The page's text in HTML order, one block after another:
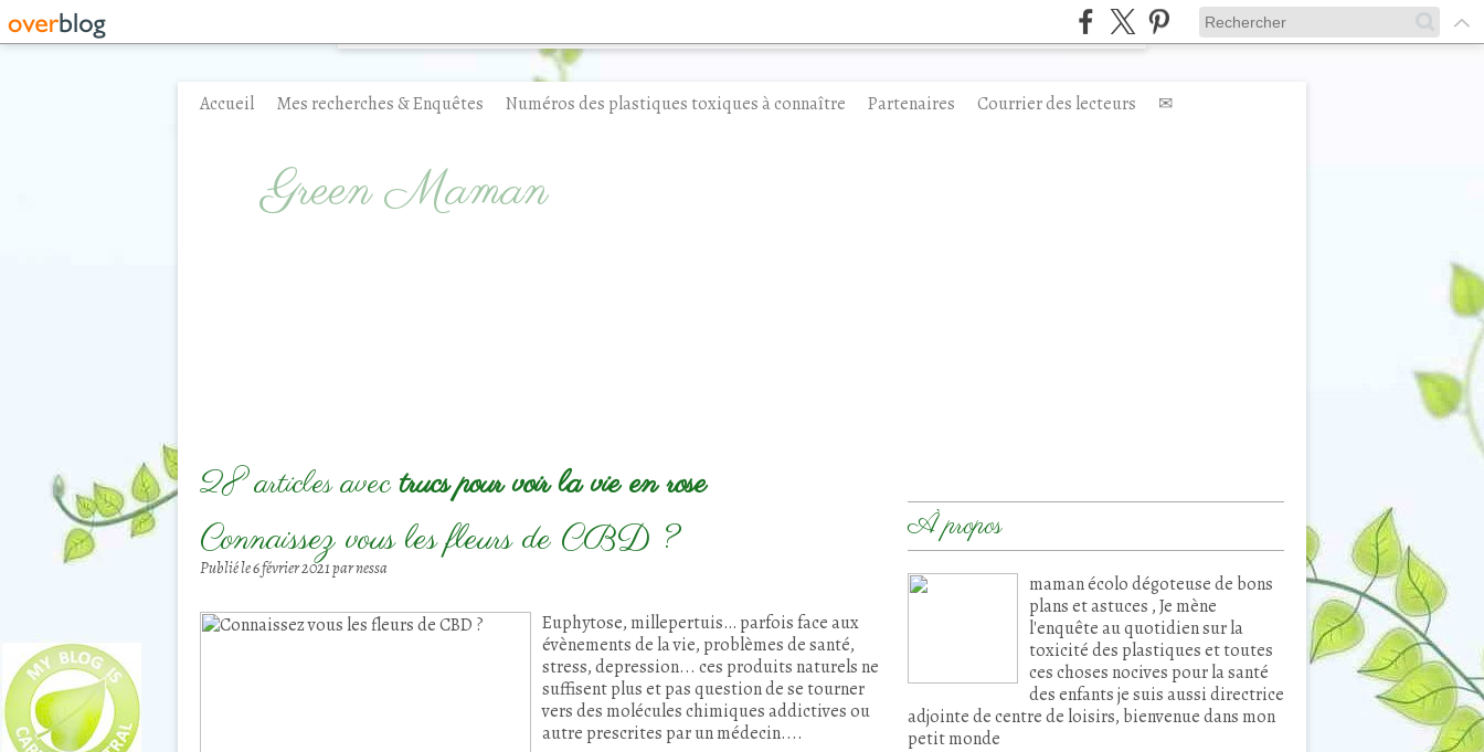
Green Maman
Accueil Mes recherches & Enquêtes Numéros des plastiques toxiques à connaître Partenaires Courrier des lecteurs
✉
28 articles avectrucs pour voir la vie en rose
Connaissez vous les fleurs de CBD ?
Publié le6 février 2021par nessa
Euphytose, millepertuis… parfois face aux
évènements de la vie, problèmes de santé,
stress, depression... ces produits naturels ne
suffisent plus et pas question de se tourner
vers des molécules chimiques addictives ou
autre prescrites par un médecin....
À propos
maman écolo dégoteuse de bons
plans et astuces , Je mène
l'enquête au quotidien sur la
toxicité des plastiques et toutes
ces choses nocives pour la santé
des enfants je suis aussi directrice
adjointe de centre de loisirs, bienvenue dans mon
petit monde